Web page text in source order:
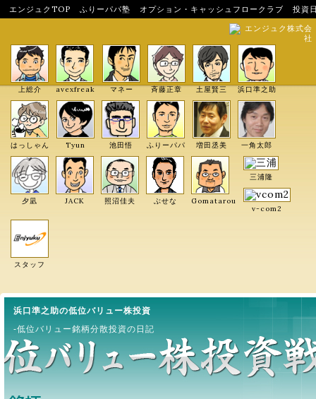
エンジュクTOP ふりーパパ塾 オプション・キャッシュフロークラブ
投資
エンジュク株式会
社
上総介 avexfreak マネー 斉藤正章 土屋賢三 浜口準之助
はっしゃん Tyun 池田悟 ふりーパパ 増田丞美 一角太郎
夕凪 JACK 照沼佳夫 ぶせな Gomatarou
三浦隆
v-com2
スタッフ
浜口準之助の低位バリュー株投資
-低位バリュー銘柄分散投資の日記